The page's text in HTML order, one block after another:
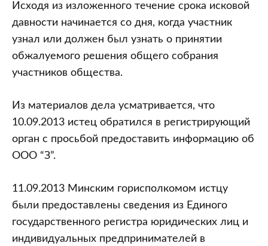
Исходя из изложенного течение срока исковой
давности начинается со дня, когда участник
узнал или должен был узнать о принятии
обжалуемого решения общего собрания
участников общества.
Из материалов дела усматривается, что
10.09.2013 истец обратился в регистрирующий
орган с просьбой предоставить информацию об
ООО “З”.
11.09.2013 Минским горисполкомом истцу
были предоставлены сведения из Единого
государственного регистра юридических лиц и
индивидуальных предпринимателей в